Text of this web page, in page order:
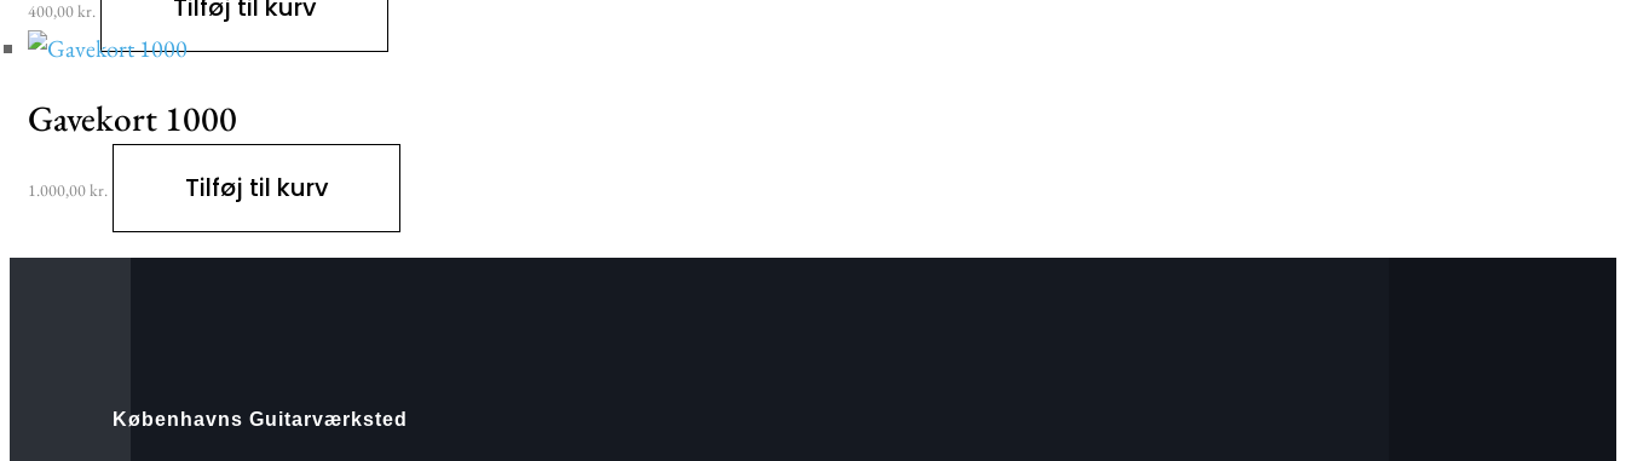
400,00kr. Tilføj til kurv
Gavekort 1000
1.000,00kr. Tilføj til kurv
Københavns Guitarværksted